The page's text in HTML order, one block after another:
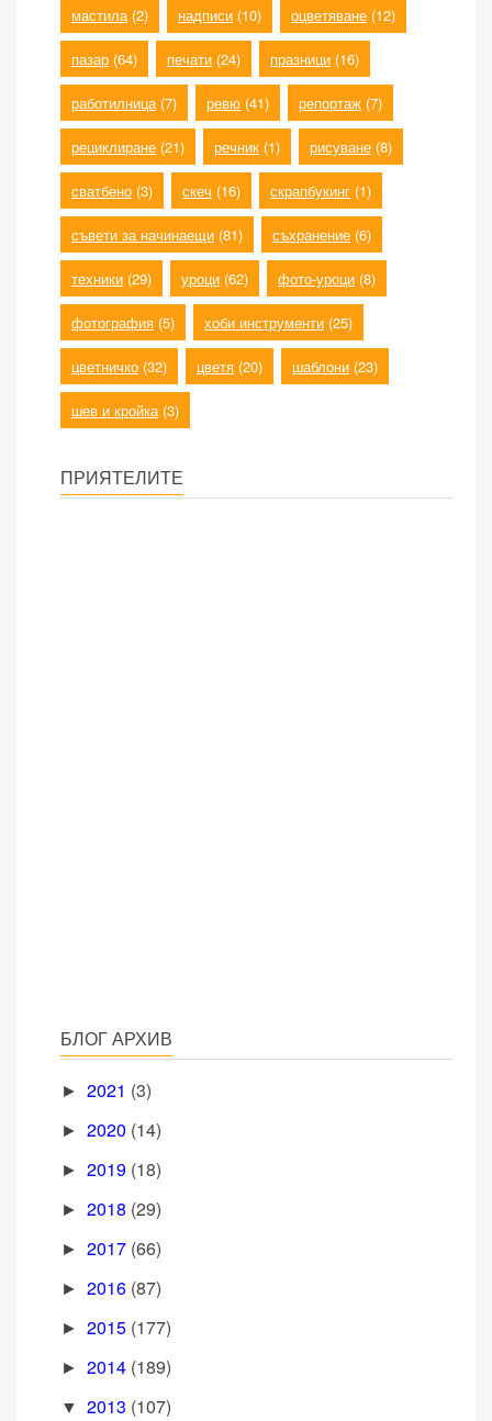
мастила (2) надписи (10) оцветяване (12)
пазар (64) печати (24) празници (16)
работилница (7) ревю (41) репортаж (7)
рециклиране (21) речник (1) рисуване (8)
сватбено (3) скеч (16) скрапбукинг (1)
съвети за начинаещи (81) съхранение (6)
техники (29) уроци (62) фото-уроци (8)
фотография (5) хоби инструменти (25)
цветничко (32) цветя (20) шаблони (23)
шев и кройка (3)
ПРИЯТЕЛИТЕ
БЛОГ АРХИВ
► 2021 (3)
► 2020 (14)
► 2019 (18)
► 2018 (29)
► 2017 (66)
► 2016 (87)
► 2015 (177)
► 2014 (189)
▼ 2013 (107)